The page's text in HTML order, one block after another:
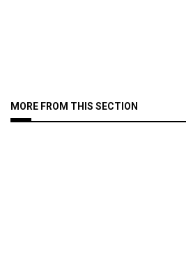
MORE FROM THIS SECTION